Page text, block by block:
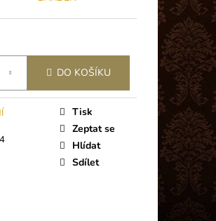
DO KOŠÍKU
Tisk
Zeptat se
Hlídat
Sdílet